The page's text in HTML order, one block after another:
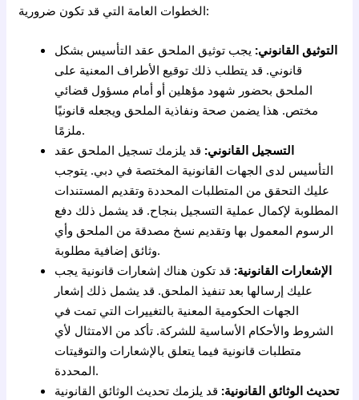
الخطوات العامة التي قد تكون ضرورية:
التوثيق القانوني: يجب توثيق الملحق عقد التأسيس بشكل
قانوني. قد يتطلب ذلك توقيع الأطراف المعنية على
الملحق بحضور شهود مؤهلين أو أمام مسؤول قضائي
مختص. هذا يضمن صحة ونفاذية الملحق ويجعله قانونيًا
ملزمًا.
التسجيل القانوني: قد يلزمك تسجيل الملحق عقد
التأسيس لدى الجهات القانونية المختصة في دبي. يتوجب
عليك التحقق من المتطلبات المحددة وتقديم المستندات
المطلوبة لإكمال عملية التسجيل بنجاح. قد يشمل ذلك دفع
الرسوم المعمول بها وتقديم نسخ مصدقة من الملحق وأي
وثائق إضافية مطلوبة.
الإشعارات القانونية: قد تكون هناك إشعارات قانونية يجب
عليك إرسالها بعد تنفيذ الملحق. قد يشمل ذلك إشعار
الجهات الحكومية المعنية بالتغييرات التي تمت في
الشروط والأحكام الأساسية للشركة. تأكد من الامتثال لأي
متطلبات قانونية فيما يتعلق بالإشعارات والتوقيتات
المحددة.
تحديث الوثائق القانونية: قد يلزمك تحديث الوثائق القانونية